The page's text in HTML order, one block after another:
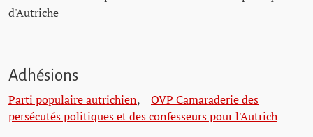
d'Autriche
Adhésions
Parti populaire autrichien, ÖVP Camaraderie des
persécutés politiques et des confesseurs pour l'Autrich